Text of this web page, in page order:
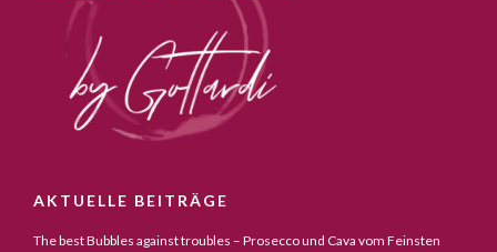
AKTUELLE BEITRÄGE
The best Bubbles against troubles – Prosecco und Cava vom Feinsten